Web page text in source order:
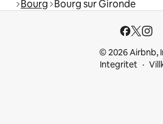
Bourg Bourg sur Gironde
© 2026 Airbnb,
Integritet